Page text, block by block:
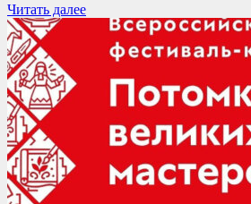
Читать далее